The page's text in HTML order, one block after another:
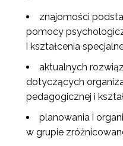
znajomości
pomocy
i kształcenia
aktualnych
dotyczących
pedagogicznej i
planowania i
w grupie